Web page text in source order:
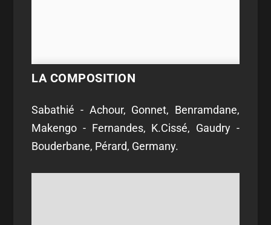
LA COMPOSITION
Sabathié - Achour, Gonnet, Benramdane,
Makengo - Fernandes, K.Cissé, Gaudry -
Bouderbane, Pérard, Germany.